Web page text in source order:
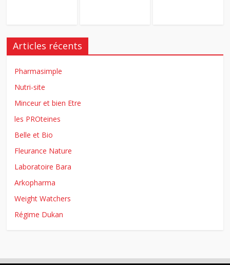
Articles récents
Pharmasimple
Nutri-site
Minceur et bien Etre
les PROteines
Belle et Bio
Fleurance Nature
Laboratoire Bara
Arkopharma
Weight Watchers
Régime Dukan